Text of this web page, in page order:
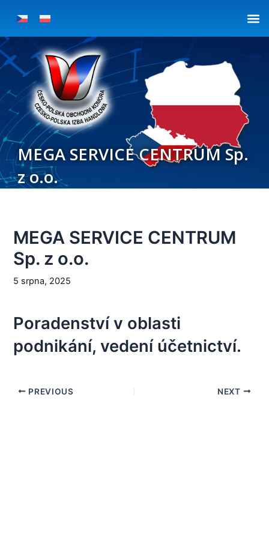
obsah
MEGA SERVICE CENTRUM Sp.
z o.o.
MEGA SERVICE CENTRUM
Sp. z o.o.
5 srpna, 2025
Poradenství v oblasti
podnikání, vedení účetnictví.
navigation
PREVIOUS NEXT